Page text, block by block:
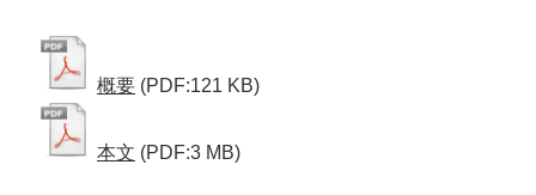
概要 (PDF:121 KB)
本文 (PDF:3 MB)